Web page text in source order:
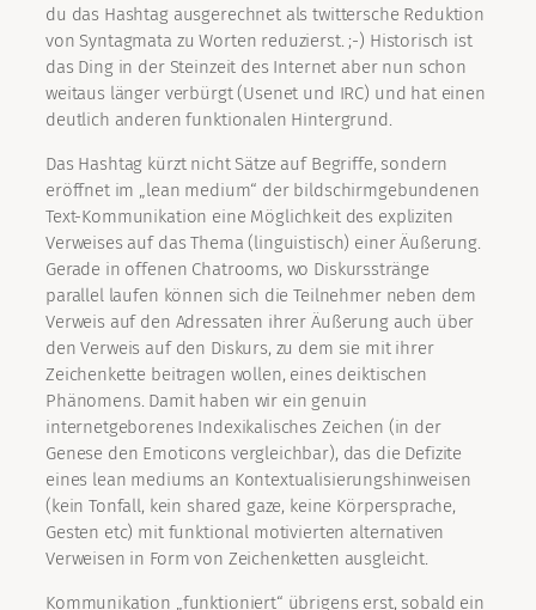
du das Hashtag ausgerechnet als twittersche Reduktion
von Syntagmata zu Worten reduzierst. ;-) Historisch ist
das Ding in der Steinzeit des Internet aber nun schon
weitaus länger verbürgt (Usenet und IRC) und hat einen
deutlich anderen funktionalen Hintergrund.
Das Hashtag kürzt nicht Sätze auf Begriffe, sondern
eröffnet im „lean medium“ der bildschirmgebundenen
Text-Kommunikation eine Möglichkeit des expliziten
Verweises auf das Thema (linguistisch) einer Äußerung.
Gerade in offenen Chatrooms, wo Diskursstränge
parallel laufen können sich die Teilnehmer neben dem
Verweis auf den Adressaten ihrer Äußerung auch über
den Verweis auf den Diskurs, zu dem sie mit ihrer
Zeichenkette beitragen wollen, eines deiktischen
Phänomens. Damit haben wir ein genuin
internetgeborenes Indexikalisches Zeichen (in der
Genese den Emoticons vergleichbar), das die Defizite
eines lean mediums an Kontextualisierungshinweisen
(kein Tonfall, kein shared gaze, keine Körpersprache,
Gesten etc) mit funktional motivierten alternativen
Verweisen in Form von Zeichenketten ausgleicht.
Kommunikation „funktioniert“ übrigens erst, sobald ein